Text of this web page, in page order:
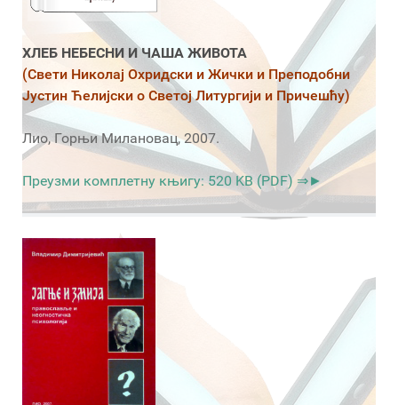
ХЛЕБ НЕБЕСНИ И ЧАША ЖИВОТА
(Свети Николај Охридски и Жички и Преподобни
Јустин Ћелијски о Светој Литургији и Причешћу)
Лио, Горњи Милановац, 2007.
Преузми комплетну књигу: 520 KB (PDF) ⇒►